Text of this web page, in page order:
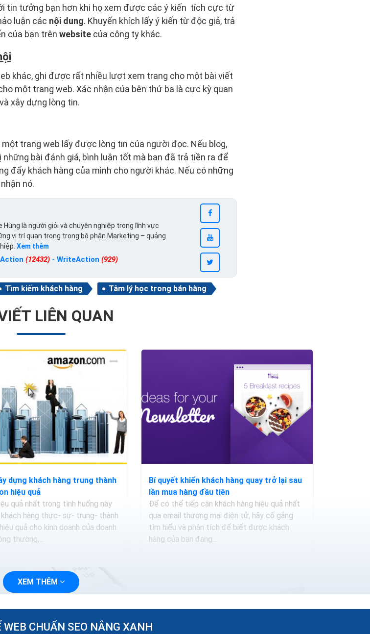
tin tưởng bạn hơn khi họ xem được các ý kiến ​ tích cực từ
luận các nội dung. Khuyến khích lấy ý kiến ​​từ độc giả, trả
của bạn trên website của công ty khác.
khác, ghi được rất nhiều lượt xem trang cho một bài viết
một trang web. Xác nhận của bên thứ ba là cực kỳ quan
xây dựng lòng tin.
trang web lấy được lòng tin của người đọc. Nếu blog,
bài đánh giá, bình luận tốt mà bạn đã trả tiền ra để
đẩy khách hàng của mình cho người khác. Nếu có những
nó.
Hùng là người giỏi và chuyên nghiệp trong lĩnh vực
vị trí quan trọng trong bộ phận Marketing – quảng
Xem thêm
(12432) - WriteAction (929)
Tìm kiếm khách hàng Tâm lý học trong bán hàng
LIÊN QUAN
dựng khách hàng trung thành
hiệu quả
quả nhất trong tình huống này
khách hàng thực- sự- trung- thành
quả cho kinh doanh của doanh
thường,...
Bí quyết khiến khách hàng quay trở lại sau
lần mua hàng đầu tiên
Để có thể tiếp cận khách hàng hiệu quả nhất
qua email thương mại điện tử, hãy cố gắng
tìm hiểu và phân tích để biết được khách
hàng của bạn đang...
XEM THÊM
WEB CHUẨN SEO NẮNG XANH